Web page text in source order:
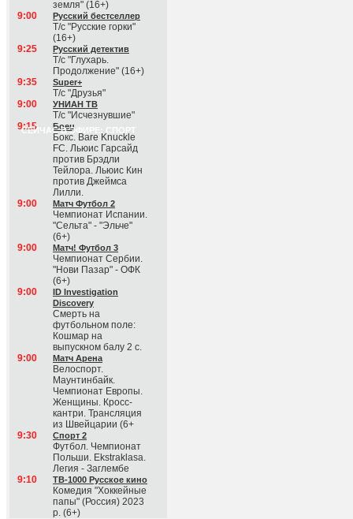
земля" (16+)
9:00
Русский бестселлер
Т/с "Русские горки"
(16+)
9:25
Русский детектив
Т/с "Глухарь.
Продолжение" (16+)
9:35
Super+
Т/с "Друзья"
9:00
УНИАН ТВ
Т/с "Исчезнувшие"
СЕЙЧАС В ЭФИРЕ: СПОРТ
9:15 Боец
Бокс. Bare Knuckle
FC. Льюис Гарсайд
против Брэдли
Тейлора. Льюис Кин
против Джеймса
Лилли.
9:00
Матч Футбол 2
Чемпионат Испании.
"Сельта" - "Эльче"
(6+)
9:00
Матч! Футбол 3
Чемпионат Сербии.
"Нови Пазар" - ОФК
(6+)
9:00
ID Investigation
Discovery
Смерть на
футбольном поле:
Кошмар на
выпускном балу 2 с.
9:00
Матч Арена
Велоспорт.
Маунтинбайк.
Чемпионат Европы.
Женщины. Кросс-
кантри. Трансляция
из Швейцарии (6+
9:30
Спорт 2
Футбол. Чемпионат
Польши. Ekstraklasa.
Легия - Заглембе
9:10
ТВ-1000 Русское кино
Комедия "Хоккейные
папы" (Россия) 2023
р. (6+)